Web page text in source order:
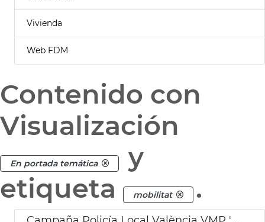
Vivienda
Web FDM
Contenido con
Visualización
En portada temática
y
etiqueta
mobilitat .